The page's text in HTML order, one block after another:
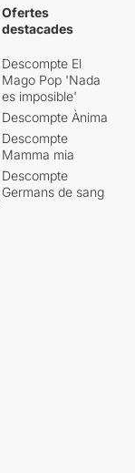
Ofertes
destacades
Descompte El
Mago Pop 'Nada
es imposible'
Descompte Ànima
Descompte
Mamma mia
Descompte
Germans de sang